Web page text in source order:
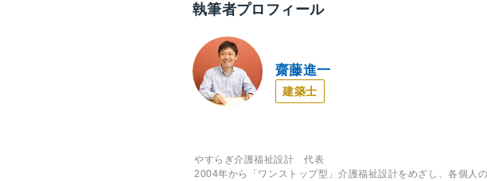
執筆者プロフィール
齋藤進一
建築士
やすらぎ介護福祉設計 代表
2004年から「ワンストップ型」介護福祉設計をめざし、各個人